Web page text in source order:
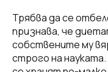
Трябва да се
признава, че
собствените му
строго на